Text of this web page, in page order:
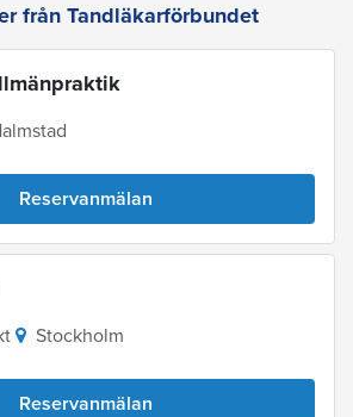
från Tandläkarförbundet
Reservanmälan
Stockholm
Reservanmälan